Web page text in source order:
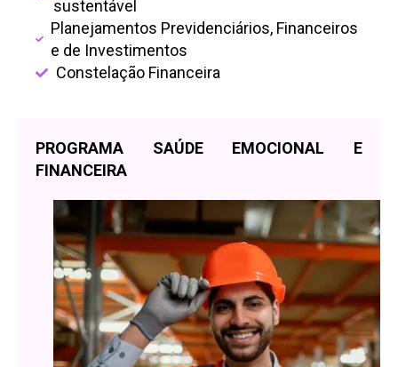
sustentável
Planejamentos Previdenciários, Financeiros
e de Investimentos
Constelação Financeira
PROGRAMA SAÚDE EMOCIONAL E
FINANCEIRA